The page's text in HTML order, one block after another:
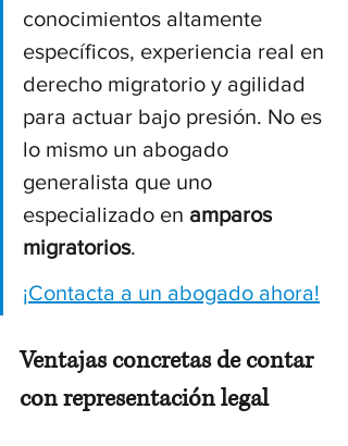
conocimientos altamente
específicos, experiencia real en
derecho migratorio y agilidad
para actuar bajo presión. No es
lo mismo un abogado
generalista que uno
especializado en amparos
migratorios.
¡Contacta a un abogado ahora!
Ventajas concretas de contar
con representación legal